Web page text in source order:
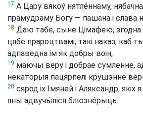
17 А Цару вякоў нятле́ннаму,
прамудраму Богу — пашана і слава
18 Даю табе, сыне Цімафею, згодна
цябе прароцтвамі, такі наказ, каб
адпаведна ім як добры воін,
19 маючы веру і добрае сумленне,
некаторыя пацярпелі крушэнне
20 сярод іх Імяней і Аляксандр, якіх
яны адвучы́ліся блюзне́рыць.